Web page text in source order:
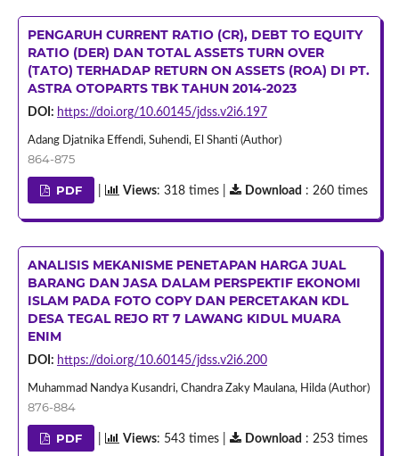
PENGARUH CURRENT RATIO (CR), DEBT TO EQUITY
RATIO (DER) DAN TOTAL ASSETS TURN OVER
(TATO) TERHADAP RETURN ON ASSETS (ROA) DI PT.
ASTRA OTOPARTS TBK TAHUN 2014-2023
DOI: https://doi.org/10.60145/jdss.v2i6.197
Adang Djatnika Effendi, Suhendi, El Shanti (Author)
864-875
PDF Views: 318 times | Download : 260 times
ANALISIS MEKANISME PENETAPAN HARGA JUAL
BARANG DAN JASA DALAM PERSPEKTIF EKONOMI
ISLAM PADA FOTO COPY DAN PERCETAKAN KDL
DESA TEGAL REJO RT 7 LAWANG KIDUL MUARA
ENIM
DOI: https://doi.org/10.60145/jdss.v2i6.200
Muhammad Nandya Kusandri, Chandra Zaky Maulana, Hilda (Author)
876-884
PDF Views: 543 times | Download : 253 times